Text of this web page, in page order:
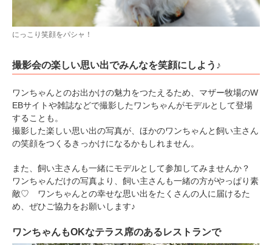
にっこり笑顔をパシャ！
撮影会の楽しい思い出でみんなを笑顔にしよう♪
ワンちゃんとのお出かけの魅力をつたえるため、マザー牧場のW
EBサイトや雑誌などで撮影したワンちゃんがモデルとして登場
することも。
撮影した楽しい思い出の写真が、ほかのワンちゃんと飼い主さん
の笑顔をつくるきっかけになるかもしれません。
また、飼い主さんも一緒にモデルとして参加してみませんか？
ワンちゃんだけの写真より、飼い主さんも一緒の方がやっぱり素
敵♡ ワンちゃんとの幸せな思い出をたくさんの人に届けるた
め、ぜひご協力をお願いします♪
ワンちゃんもOKなテラス席のあるレストランで
閉じる
pecodogs
pecocats
アプリをダウンロードする